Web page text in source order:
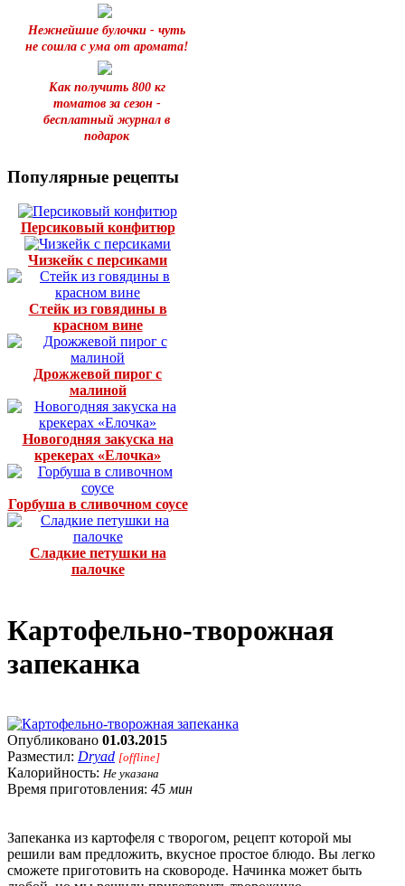
Нежнейшие булочки - чуть
не сошла с ума от аромата!
Как получить 800 кг
томатов за сезон -
бесплатный журнал в
подарок
Популярные рецепты
Персиковый конфитюр
Чизкейк с персиками
Стейк из говядины в
красном вине
Дрожжевой пирог с
малиной
Новогодняя закуска на
крекерах «Елочка»
Горбуша в сливочном соусе
Сладкие петушки на
палочке
Картофельно-творожная
запеканка
Опубликовано 01.03.2015
Разместил: Dryad [offline]
Калорийность: Не указана
Время приготовления: 45 мин
Запеканка из картофеля с творогом, рецепт которой мы
решили вам предложить, вкусное простое блюдо. Вы легко
сможете приготовить на сковороде. Начинка может быть